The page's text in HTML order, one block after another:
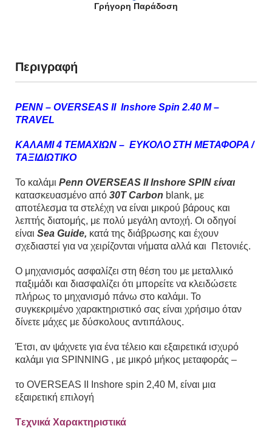
Γρήγορη Παράδοση
Περιγραφή
PENN – OVERSEAS ΙΙ Inshore Spin 2.40 M –
TRAVEL
ΚΑΛΑΜΙ 4 ΤΕΜΑΧΙΩΝ – ΕΥΚΟΛΟ ΣΤΗ ΜΕΤΑΦΟΡΑ /
ΤΑΞΙΔΙΩΤΙΚΟ
Το καλάμι Penn OVERSEAS II Inshore SPIN είναι
κατασκευασμένο από 30T Carbon blank, με
αποτέλεσμα τα στελέχη να είναι μικρού βάρους και
λεπτής διατομής, με πολύ μεγάλη αντοχή. Οι οδηγοί
είναι Sea Guide, κατά της διάβρωσης και έχουν
σχεδιαστεί για να χειρίζονται νήματα αλλά και Πετονιές.
Ο μηχανισμός ασφαλίζει στη θέση του με μεταλλικό
παξιμάδι και διασφαλίζει ότι μπορείτε να κλειδώσετε
πλήρως το μηχανισμό πάνω στο καλάμι. Το
συγκεκριμένο χαρακτηριστικό σας είναι χρήσιμο όταν
δίνετε μάχες με δύσκολους αντιπάλους.
Έτσι, αν ψάχνετε για ένα τέλειο και εξαιρετικά ισχυρό
καλάμι για SPINNING , με μικρό μήκος μεταφοράς –
το OVERSEAS II Inshore spin 2,40 M, είναι μια
εξαιρετική επιλογή
Tεχνικά Χαρακτηριστικά